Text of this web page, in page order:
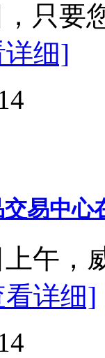
只要
细]
交易中
上午，
看详细]